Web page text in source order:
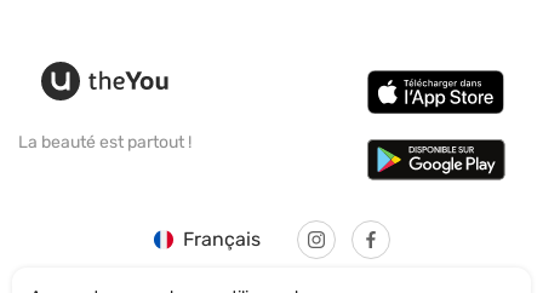
La beauté est partout !
Français